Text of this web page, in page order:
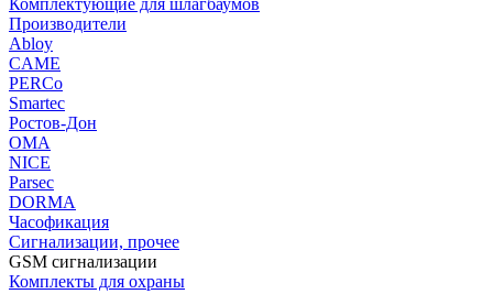
Комплектующие для шлагбаумов
Производители
Abloy
CAME
PERCo
Smartec
Ростов-Дон
ОМА
NICE
Parsec
DORMA
Часофикация
Сигнализации, прочее
GSM сигнализации
Комплекты для охраны